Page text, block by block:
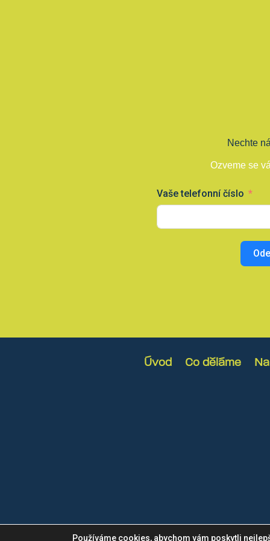
Nechte
Ozveme se
Vaše telefonní číslo
Úvod Co děláme
© Všechna práva
Používáme cookies, abychom vám poskytli